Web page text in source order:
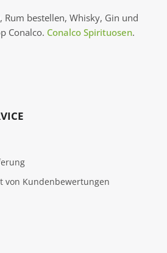
bestellen, Whisky, Gin und
Conalco. Conalco Spirituosen.
von Kundenbewertungen